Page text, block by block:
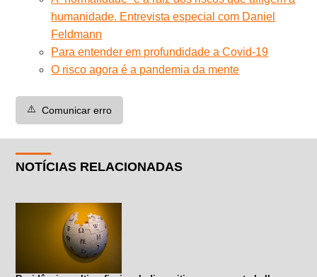
humanidade. Entrevista especial com Daniel
Feldmann
Para entender em profundidade a Covid-19
O risco agora é a pandemia da mente
⚠️ Comunicar erro
NOTÍCIAS RELACIONADAS